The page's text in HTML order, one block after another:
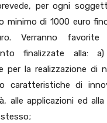
per ogni
minimo di 1000 euro
Verranno
finalizzate alla:
per la realizzazione di
caratteristiche di
alle applicazioni ed